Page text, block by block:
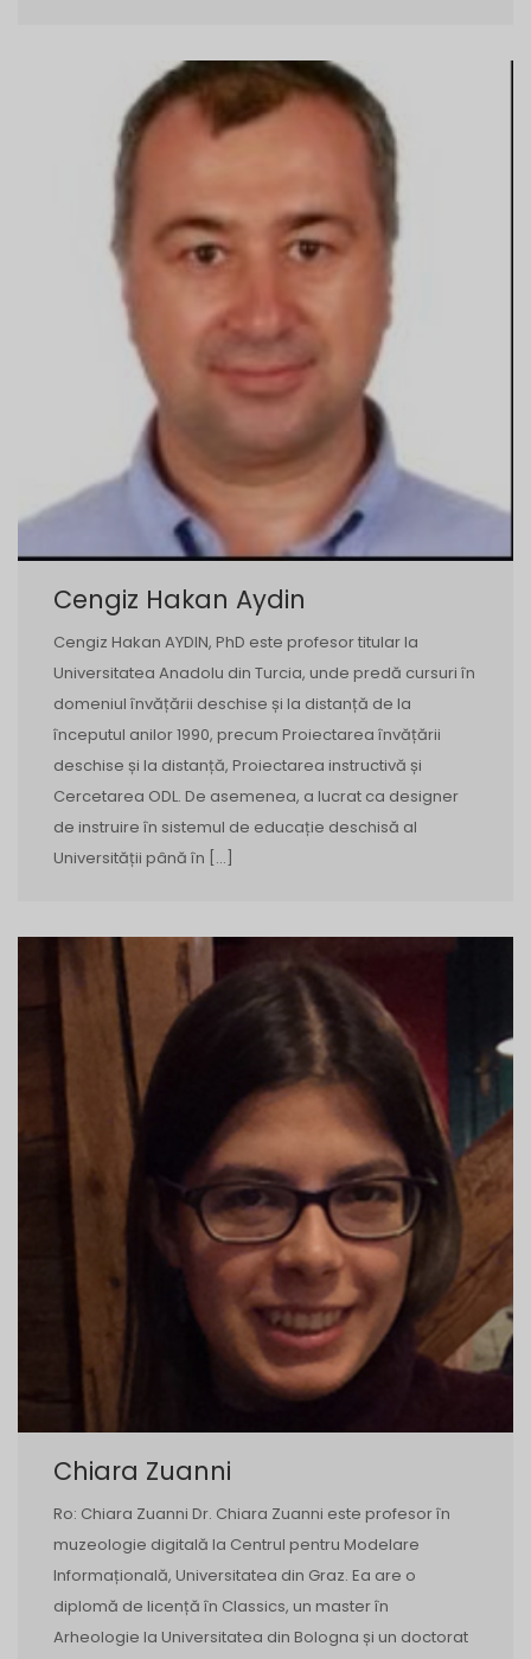
Cengiz Hakan Aydin
Cengiz Hakan AYDIN, PhD ​​este profesor titular la
Universitatea Anadolu din Turcia, unde predă cursuri în
domeniul învățării deschise și la distanță de la
începutul anilor 1990, precum Proiectarea învățării
deschise și la distanță, Proiectarea instructivă și
Cercetarea ODL. De asemenea, a lucrat ca designer
de instruire în sistemul de educație deschisă al
Universității până în […]
Chiara Zuanni
Ro: Chiara Zuanni Dr. Chiara Zuanni este profesor în
muzeologie digitală la Centrul pentru Modelare
Informațională, Universitatea din Graz. Ea are o
diplomă de licență în Classics, un master în
Arheologie la Universitatea din Bologna și un doctorat